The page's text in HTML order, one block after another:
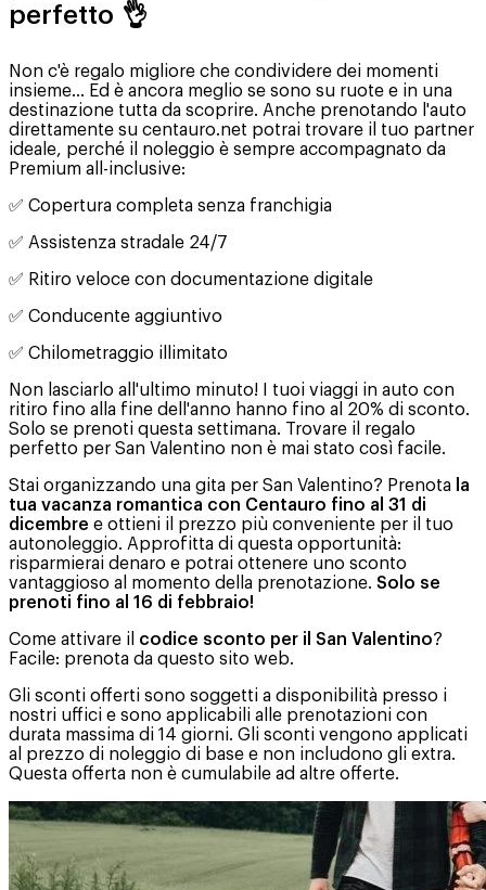
perfetto 👌
Non c'è regalo migliore che condividere dei momenti
insieme... Ed è ancora meglio se sono su ruote e in una
destinazione tutta da scoprire. Anche prenotando l'auto
direttamente su centauro.net potrai trovare il tuo partner
ideale, perché il noleggio è sempre accompagnato da
Premium all-inclusive:
✅ Copertura completa senza franchigia
✅ Assistenza stradale 24/7
✅ Ritiro veloce con documentazione digitale
✅ Conducente aggiuntivo
✅ Chilometraggio illimitato
Non lasciarlo all'ultimo minuto! I tuoi viaggi in auto con
ritiro fino alla fine dell'anno hanno fino al 20% di sconto.
Solo se prenoti questa settimana. Trovare il regalo
perfetto per San Valentino non è mai stato così facile.
Stai organizzando una gita per San Valentino? Prenota la
tua vacanza romantica con Centauro fino al 31 di
dicembre e ottieni il prezzo più conveniente per il tuo
autonoleggio. Approfitta di questa opportunità:
risparmierai denaro e potrai ottenere uno sconto
vantaggioso al momento della prenotazione. Solo se
prenoti fino al 16 di febbraio!
Come attivare il codice sconto per il San Valentino?
Facile: prenota da questo sito web.
Gli sconti offerti sono soggetti a disponibilità presso i
nostri uffici e sono applicabili alle prenotazioni con
durata massima di 14 giorni. Gli sconti vengono applicati
al prezzo di noleggio di base e non includono gli extra.
Questa offerta non è cumulabile ad altre offerte.